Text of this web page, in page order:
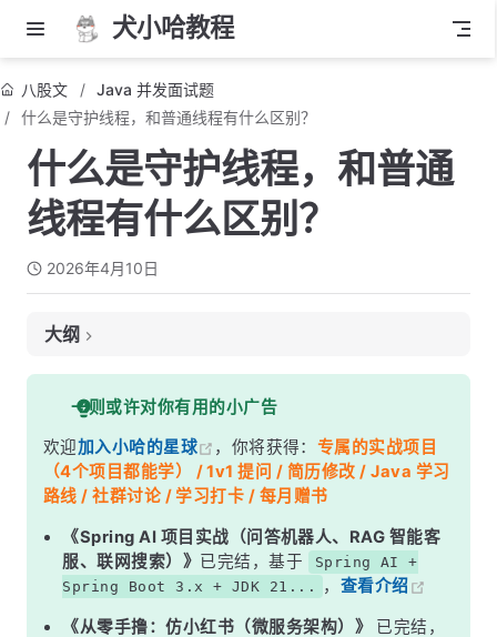
犬小哈教程
八股文
Java 并发面试题
什么是守护线程，和普通线程有什么区别？
什么是守护线程，和普通
线程有什么区别？
2026年4月10日
大纲
面试考察点
核心答案
深度解析
一、JVM 退出的判断机制
二、如何创建守护线程
三、守护线程的经典使用场景
一则或许对你有用的小广告
欢迎加入小哈的星球 ，你将获得： 专属的实战项目
（4个项目都能学） / 1v1 提问 / 简历修改 / Java 学习
路线 / 社群讨论 / 学习打卡 / 每月赠书
《Spring AI 项目实战（问答机器人、RAG 智能客
服、联网搜索）》 已完结，基于
Spring AI +
Spring Boot 3.x + JDK 21...
， 查看介绍
《从零手撸：仿小红书（微服务架构）》
已完结，